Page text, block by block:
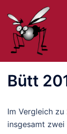
Inhalt
springen
Bütt
Im Vergleich zu
insgesamt